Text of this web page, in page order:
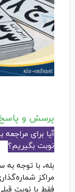
پرسش و
آیا برای
نوبت بگیریم؟
بله، با توجه
مراکز
فقط با نوبت